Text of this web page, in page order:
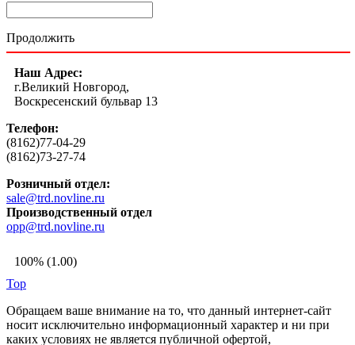
Продолжить
Наш Адрес:
г.Великий Новгород,
Воскресенский бульвар 13
Телефон:
(8162)77-04-29
(8162)73-27-74
Розничный отдел:
sale@trd.novline.ru
Производственный отдел
opp@trd.novline.ru
100% (1.00)
Top
Обращаем ваше внимание на то, что данный интернет-сайт
носит исключительно информационный характер и ни при
каких условиях не является публичной офертой,